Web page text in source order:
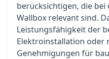
berücksichtigen, die
Wallbox relevant sind.
Leistungsfähigkeit der
Elektroinstallation oder
Genehmigungen für